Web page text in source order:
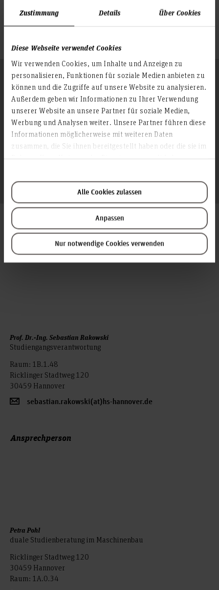
Zustimmung Details Über Cookies
Diese Webseite verwendet Cookies
Wir verwenden Cookies, um Inhalte und Anzeigen zu
personalisieren, Funktionen für soziale Medien anbieten zu
können und die Zugriffe auf unsere Website zu analysieren.
Außerdem geben wir Informationen zu Ihrer Verwendung
unserer Website an unsere Partner für soziale Medien,
Werbung und Analysen weiter. Unsere Partner führen diese
Informationen möglicherweise mit weiteren Daten
zusammen, die Sie ihnen bereitgestellt haben oder die sie im
Alle Cookies zulassen
Anpassen
Nur notwendige Cookies verwenden
Team- und Projektleitung in Konstruktion und
Produktentwicklung;
Beratung und Schulung zu computergestützter
Fachliche Inhalte & Themen
♦ Grundlagen des Ingenieurwesens
♦ Fertigungsverfahren und Werkstoffkunde
Weitere Informationen
Ansprechperson
Prof. Dr.-Ing. Sebastian Rakowski
Studiengangsverantwortung
Raum: 1B.1.48
Ricklinger Stadtweg 120
30459 Hannover
sebastian.rakowski(at)hs-hannover.de
Ansprechperson
Petra Pohl
duale Studienberatung im Maschinenbau
Ricklinger Stadtweg 120
30459 Hannover
Raum: 1A.0.34